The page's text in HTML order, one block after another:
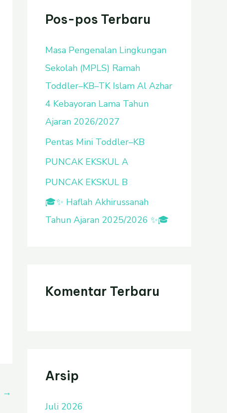
→
u
t
u
k
:
Pos-pos Terbaru
Masa Pengenalan Lingkungan
Sekolah (MPLS) Ramah
Toddler–KB–TK Islam Al Azhar
4 Kebayoran Lama Tahun
Ajaran 2026/2027
Pentas Mini Toddler–KB
PUNCAK EKSKUL A
PUNCAK EKSKUL B
🎓✨ Haflah Akhirussanah
Tahun Ajaran 2025/2026 ✨🎓
Komentar Terbaru
Arsip
Juli 2026